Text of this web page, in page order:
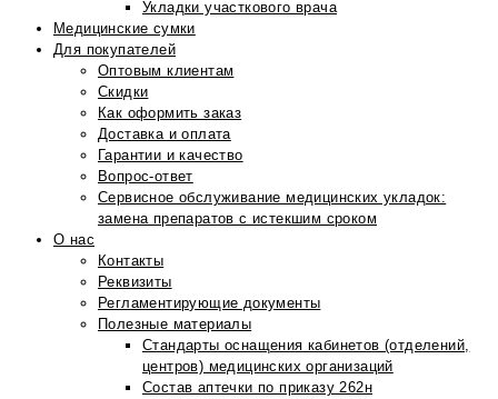
Укладки участкового врача
Медицинские сумки
Для покупателей
Оптовым клиентам
Скидки
Как оформить заказ
Доставка и оплата
Гарантии и качество
Вопрос-ответ
Сервисное обслуживание медицинских укладок:
замена препаратов с истекшим сроком
О нас
Контакты
Реквизиты
Регламентирующие документы
Полезные материалы
Стандарты оснащения кабинетов (отделений,
центров) медицинских организаций
Состав аптечки по приказу 262н